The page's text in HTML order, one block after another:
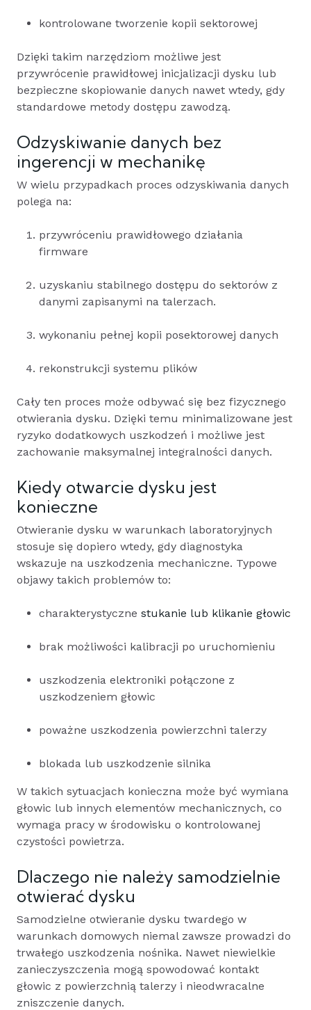
kontrolowane tworzenie kopii sektorowej
Dzięki takim narzędziom możliwe jest
przywrócenie prawidłowej inicjalizacji dysku lub
bezpieczne skopiowanie danych nawet wtedy, gdy
standardowe metody dostępu zawodzą.
Odzyskiwanie danych bez
ingerencji w mechanikę
W wielu przypadkach proces odzyskiwania danych
polega na:
przywróceniu prawidłowego działania
firmware
uzyskaniu stabilnego dostępu do sektorów z
danymi zapisanymi na talerzach.
wykonaniu pełnej kopii posektorowej danych
rekonstrukcji systemu plików
Cały ten proces może odbywać się bez fizycznego
otwierania dysku. Dzięki temu minimalizowane jest
ryzyko dodatkowych uszkodzeń i możliwe jest
zachowanie maksymalnej integralności danych.
Kiedy otwarcie dysku jest
konieczne
Otwieranie dysku w warunkach laboratoryjnych
stosuje się dopiero wtedy, gdy diagnostyka
wskazuje na uszkodzenia mechaniczne. Typowe
objawy takich problemów to:
charakterystyczne stukanie lub klikanie głowic
brak możliwości kalibracji po uruchomieniu
uszkodzenia elektroniki połączone z
uszkodzeniem głowic
poważne uszkodzenia powierzchni talerzy
blokada lub uszkodzenie silnika
W takich sytuacjach konieczna może być wymiana
głowic lub innych elementów mechanicznych, co
wymaga pracy w środowisku o kontrolowanej
czystości powietrza.
Dlaczego nie należy samodzielnie
otwierać dysku
Samodzielne otwieranie dysku twardego w
warunkach domowych niemal zawsze prowadzi do
trwałego uszkodzenia nośnika. Nawet niewielkie
zanieczyszczenia mogą spowodować kontakt
głowic z powierzchnią talerzy i nieodwracalne
zniszczenie danych.